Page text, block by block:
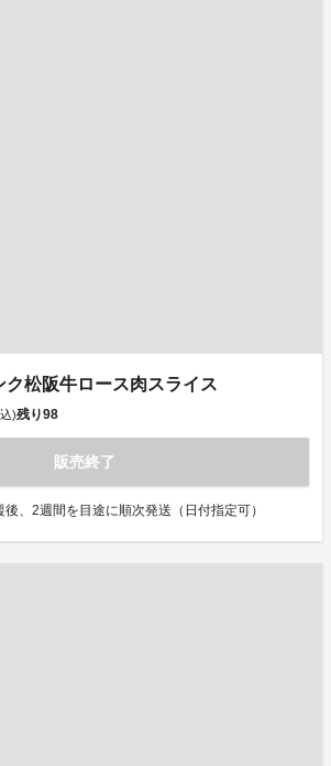
ク松阪牛ロース肉スライス
)残り98
販売終了
、2週間を目途に順次発送（日付指定可）